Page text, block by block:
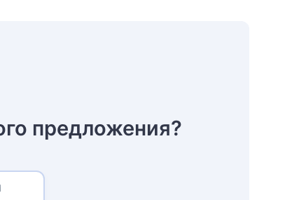
предложения?